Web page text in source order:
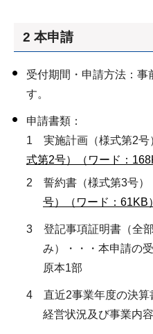
2 本申請
受付期間・申請方法：事
す。
申請書類：
1 実施計画（様式第2
式第2号）（ワード：
2 誓約書（様式第3号
号）（ワード：61KB）
3 登記事項証明書（全
み）・・・本申請の
原本1部
4 直近2事業年度の決算
経営状況及び事業内